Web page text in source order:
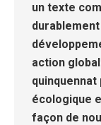
un texte
action
écologique
façon de